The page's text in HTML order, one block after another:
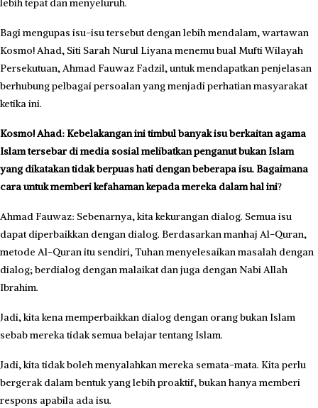
lebih tepat dan menyeluruh.
Bagi mengupas isu-isu tersebut dengan lebih mendalam, wartawan
Kosmo! Ahad, Siti Sarah Nurul Liyana menemu bual Mufti Wilayah
Persekutuan, Ahmad Fauwaz Fadzil, untuk mendapatkan penjelasan
berhubung pelbagai persoalan yang menjadi perhatian masyarakat
ketika ini.
Kosmo! Ahad: Kebelakangan ini timbul banyak isu berkaitan agama
Islam tersebar di media sosial melibatkan penganut bukan Islam
yang dikatakan tidak berpuas hati dengan beberapa isu. Bagaimana
cara untuk memberi kefahaman kepada mereka dalam hal ini?
Ahmad Fauwaz: Sebenar­nya, kita kekurangan dialog. Semua isu
dapat diperbaikkan de­ngan dialog. Berdasarkan manhaj Al-Quran,
metode Al-Quran itu sendiri, Tuhan menyelesaikan masalah dengan
dialog; berdialog dengan malaikat dan juga dengan Nabi Allah
Ibrahim.
Jadi, kita kena memperbaikkan dialog dengan orang bukan Islam
sebab mereka tidak semua belajar tentang Islam.
Jadi, kita tidak boleh me­nyalahkan mereka semata-mata. Kita perlu
bergerak dalam bentuk yang lebih proaktif, bukan hanya memberi
respons apabila ada isu.